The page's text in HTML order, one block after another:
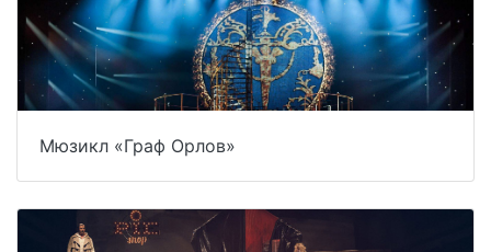
Мюзикл «Граф Орлов»